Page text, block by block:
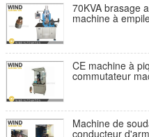
70KVA brasage
machine à
CE machine à
commutateur
Machine de
conducteur